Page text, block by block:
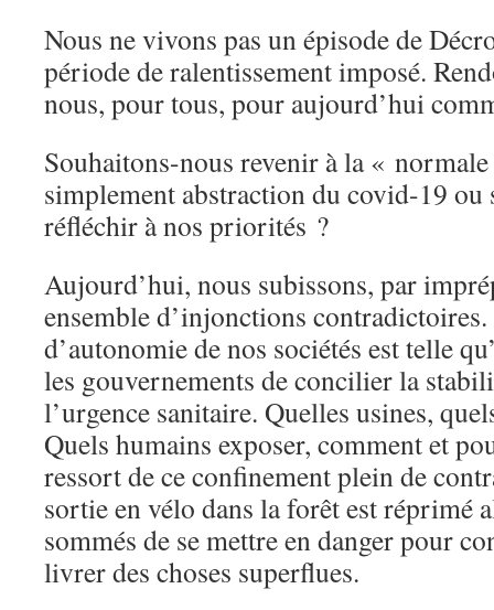
Nous ne vivons pas un épisode de
période de ralentissement imposé.
nous, pour tous, pour aujourd’hui
Souhaitons-nous revenir à la «
simplement abstraction du covid-19 ou
réfléchir à nos priorités ?
Aujourd’hui, nous subissons, par
ensemble d’injonctions contradictoires.
d’autonomie de nos sociétés est telle
les gouvernements de concilier la
l’urgence sanitaire. Quelles usines,
Quels humains exposer, comment et
ressort de ce confinement plein de
sortie en vélo dans la forêt est réprimé
sommés de se mettre en danger pour
livrer des choses superflues.